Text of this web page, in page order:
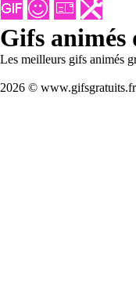
Gifs animés
Les meilleurs gifs animés
2026 © www.gifsgratuits.fr